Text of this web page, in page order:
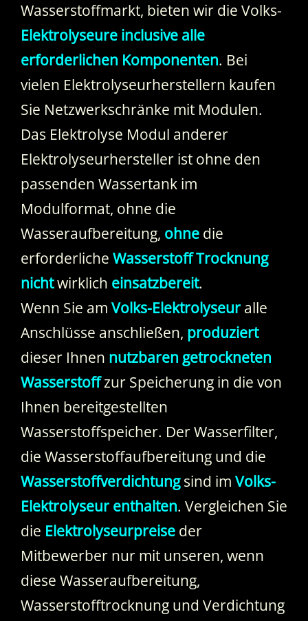
Wasserstoffmarkt, bieten wir die Volks-
Elektrolyseure inclusive alle
erforderlichen Komponenten. Bei
vielen Elektrolyseurherstellern kaufen
Sie Netzwerkschränke mit Modulen.
Das Elektrolyse Modul anderer
Elektrolyseurhersteller ist ohne den
passenden Wassertank im
Modulformat, ohne die
Wasseraufbereitung, ohne die
erforderliche Wasserstoff Trocknung
nichtwirklich einsatzbereit.
Wenn Sie am Volks-Elektrolyseuralle
Anschlüsse anschließen, produziert
dieser Ihnen nutzbaren getrockneten
Wasserstoffzur Speicherung in die von
Ihnen bereitgestellten
Wasserstoffspeicher. Der Wasserfilter,
die Wasserstoffaufbereitung und die
Wasserstoffverdichtungsind im Volks-
Elektrolyseur enthalten. Vergleichen Sie
die Elektrolyseurpreise der
Mitbewerber nur mit unseren, wenn
diese Wasseraufbereitung,
Wasserstofftrocknung und Verdichtung